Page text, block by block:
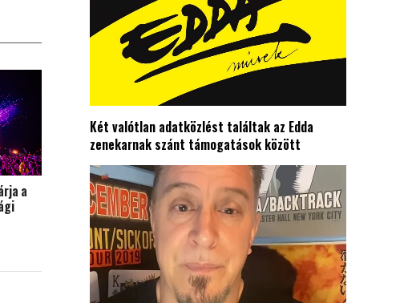
a
Két valótlan adatközlést találtak az Edda
zenekarnak szánt támogatások között